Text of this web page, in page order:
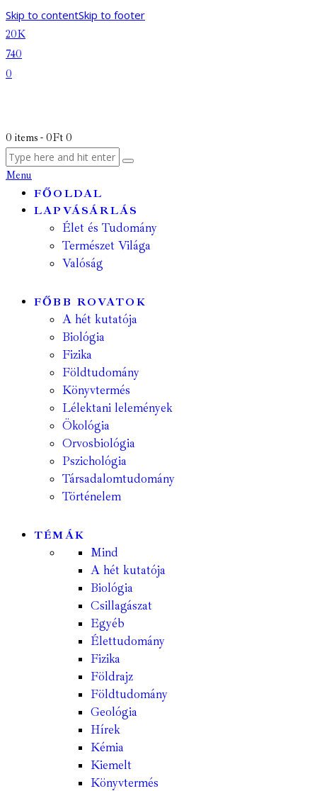
Skip to contentSkip to footer
20K
740
0
0 items - 0Ft 0
Menu
FŐOLDAL
LAPVÁSÁRLÁS
Élet és Tudomány
Természet Világa
Valóság
FŐBB ROVATOK
A hét kutatója
Biológia
Fizika
Földtudomány
Könyvtermés
Lélektani lelemények
Ökológia
Orvosbiológia
Pszichológia
Társadalomtudomány
Történelem
TÉMÁK
Mind
A hét kutatója
Biológia
Csillagászat
Egyéb
Élettudomány
Fizika
Földrajz
Földtudomány
Geológia
Hírek
Kémia
Kiemelt
Könyvtermés